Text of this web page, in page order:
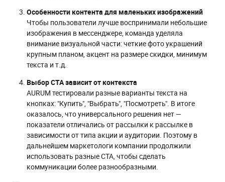
Особенности контента для маленьких изображений
Чтобы пользователи лучше воспринимали небольшие
изображения в мессенджере, команда уделяла
внимание визуальной части: четкие фото украшений
крупным планом, акцент на размере скидки, минимум
текста и т.д.
Выбор CTA зависит от контекста
AURUM тестировали разные варианты текста на
кнопках: "Купить", "Выбрать", "Посмотреть". В итоге
оказалось, что универсального решения нет —
показатели отличались от рассылки к рассылке в
зависимости от типа акции и аудитории. Поэтому в
дальнейшем маркетологи компании продолжили
использовать разные CTA, чтобы сделать
коммуникации более разнообразными.